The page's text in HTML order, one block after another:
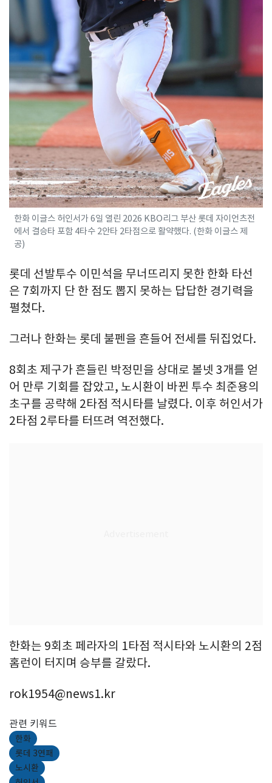
한화 이글스 허인서가 6일 열린 2026 KBO리그 부산 롯데 자이언츠전
에서 결승타 포함 4타수 2안타 2타점으로 활약했다. (한화 이글스 제
공)
롯데 선발투수 이민석을 무너뜨리지 못한 한화 타선
은 7회까지 단 한 점도 뽑지 못하는 답답한 경기력을
펼쳤다.
그러나 한화는 롯데 불펜을 흔들어 전세를 뒤집었다.
8회초 제구가 흔들린 박정민을 상대로 볼넷 3개를 얻
어 만루 기회를 잡았고, 노시환이 바뀐 투수 최준용의
초구를 공략해 2타점 적시타를 날렸다. 이후 허인서가
2타점 2루타를 터뜨려 역전했다.
한화는 9회초 페라자의 1타점 적시타와 노시환의 2점
홈런이 터지며 승부를 갈랐다.
rok1954@news1.kr
관련 키워드
한화
롯데 3연패
노시환